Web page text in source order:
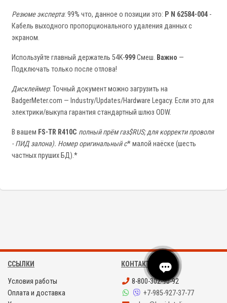
Резюме эксперта: 99% что, данное о позиции это: P N 62584-004 -
Кабель выходного пропорционального удаления данных с
экраном.
Используйте главный держатель 54K-999Смеш. Важно —
Подключать только после отлова!
Дисклеймер: Точный документ можно загрузить на
BadgerMeter.com — Industry/Updates/Hardware Legacy. Если это для
электрики/выкупа гарантия стандартный шлюз ODW.
В вашем FS-TR R410C полный прём газ$RUS; для корректи проволя
- ПИД залона). Номер оригинальный с* малой наёске (шесть
частных пруших БД).*
ССЫЛКИ
Условия работы
Оплата и доставка
КОНТАКТЫ
8-800-302-90-92
+7-985-927-37-77